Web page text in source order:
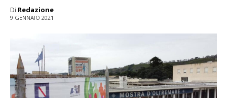
Di Redazione
9 GENNAIO 2021